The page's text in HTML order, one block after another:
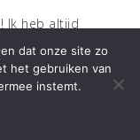
Ik heb altijd
water
lees ?
dat onze site zo
het gebruiken van
instemt.